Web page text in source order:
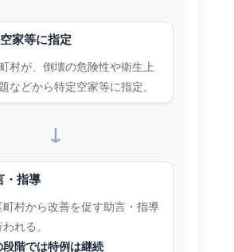
家等に指定
村が、倒壊の危険性や衛生上
などから特定空家等に指定。
↓
・指導
町村から改善を促す助言・指導
れる。
段階では特例は継続